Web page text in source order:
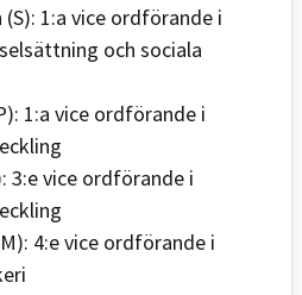
1:a vice ordförande i
och sociala
1:a vice ordförande i
3:e vice ordförande i
4:e vice ordförande i